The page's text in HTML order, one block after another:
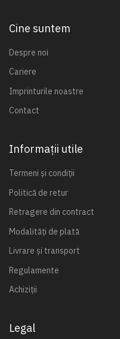
Cine suntem
Despre noi
Cariere
Imprinturile noastre
Contact
Informații utile
Termeni și condiții
Politică de retur
Retragere din contract
Modalități de plată
Livrare și transport
Regulamente
Achiziții
Legal